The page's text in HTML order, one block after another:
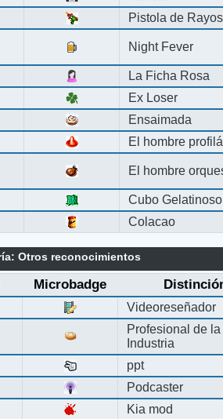
Pistola de Rayos
Night Fever
La Ficha Rosa
Ex Loser
Ensaimada
El hombre
El hombre
Cubo Gelatinoso
Colacao
Otros reconocimientos
Microbadge
Videoreseñador
Profesional de la
Industria
ppt
Podcaster
Kia mod